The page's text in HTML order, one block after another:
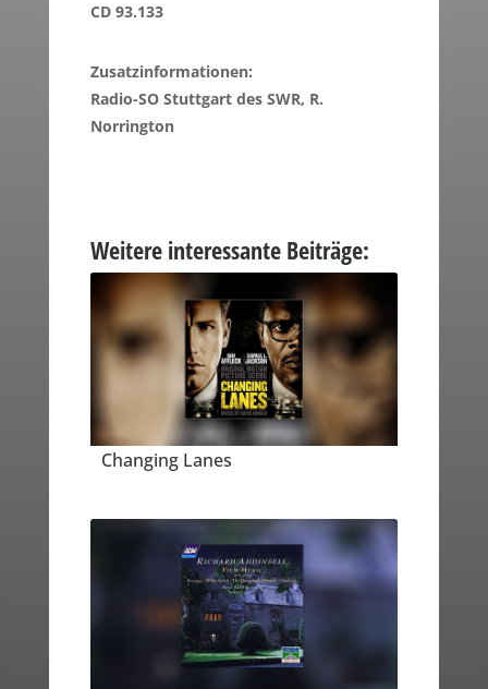
CD 93.133
Zusatzinformationen:
Radio-SO Stuttgart des SWR, R.
Norrington
Weitere interessante Beiträge:
Changing Lanes